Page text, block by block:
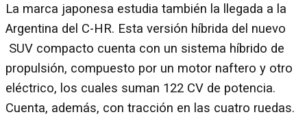
La marca japonesa estudia también la llegada a la
Argentina del C-HR. Esta versión híbrida del nuevo
SUV compacto cuenta con un sistema híbrido de
propulsión, compuesto por un motor naftero y otro
eléctrico, los cuales suman 122 CV de potencia.
Cuenta, además, con tracción en las cuatro ruedas.